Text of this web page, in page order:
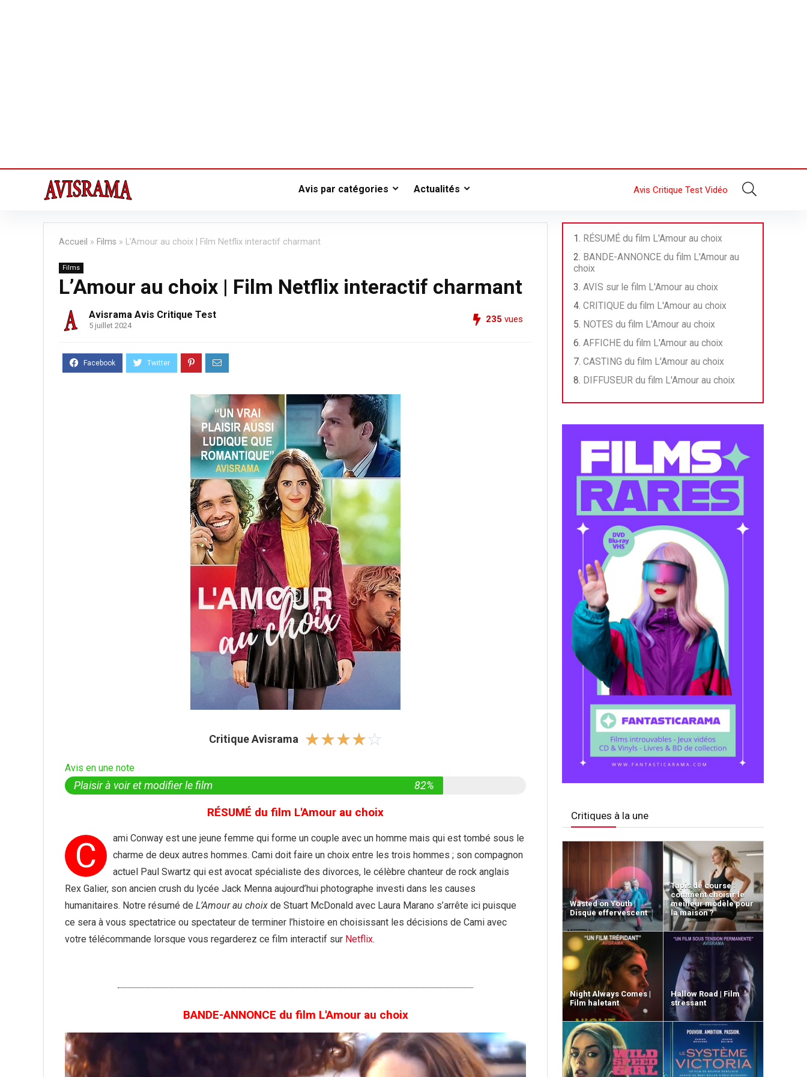
Avis par catégories Actualités Avis Critique Test Vidéo
Accueil » Films » L’Amour au choix | Film Netflix interactif charmant
Films
L’Amour au choix | Film Netflix interactif charmant
Avisrama Avis Critique Test
5 juillet 2024
235 vues
Critique Avisrama ☆☆☆☆☆
Avis en une note
Plaisir à voir et modifier le film 82%
RÉSUMÉ du film L'Amour au choix
C
ami Conway est une jeune femme qui forme un couple avec un homme mais qui est tombé sous le
charme de deux autres hommes. Cami doit faire un choix entre les trois hommes ; son compagnon
actuel Paul Swartz qui est avocat spécialiste des divorces, le célèbre chanteur de rock anglais
Rex Galier, son ancien crush du lycée Jack Menna aujourd’hui photographe investi dans les causes
humanitaires. Notre résumé de L’Amour au choix de Stuart McDonald avec Laura Marano s’arrête ici puisque
ce sera à vous spectatrice ou spectateur de terminer l’histoire en choisissant les décisions de Cami avec
votre télécommande lorsque vous regarderez ce film interactif sur Netflix.
BANDE-ANNONCE du film L'Amour au choix
RÉSUMÉ du film L'Amour au choix
BANDE-ANNONCE du film L'Amour au
choix
AVIS sur le film L'Amour au choix
CRITIQUE du film L'Amour au choix
NOTES du film L'Amour au choix
AFFICHE du film L'Amour au choix
CASTING du film L'Amour au choix
DIFFUSEUR du film L'Amour au choix
Critiques à la une
Wasted on Youth |
Disque effervescent
Tapis de course :
comment choisir le
meilleur modèle pour
la maison ?
Night Always Comes |
Film haletant
Hallow Road | Film
stressant